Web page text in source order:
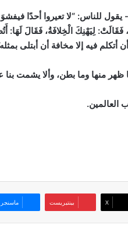
للناس: “لا تعيروا أحدًا
فَقَالَتْ: لِيَهْنِكَ الْخِلافَةُ، فَقَالَ
أتكلم فيه إلا مخافة أن أبتلى
ظهر منها وما بطن، وألا يشمت بنا
العالمين.
‫X بينتيريست ماسنجر